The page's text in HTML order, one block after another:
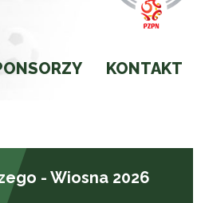
KONTAKT
- Wiosna 2026